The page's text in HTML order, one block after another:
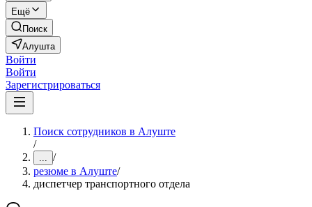
Ещё
Поиск
Алушта
Войти
Войти
Зарегистрироваться
Поиск сотрудников в Алуште
/
... /
резюме в Алуште/
диспетчер транспортного отдела